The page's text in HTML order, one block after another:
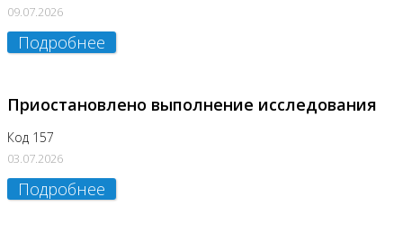
09.07.2026
Подробнее
Приостановлено выполнение исследования
Код 157
03.07.2026
Подробнее